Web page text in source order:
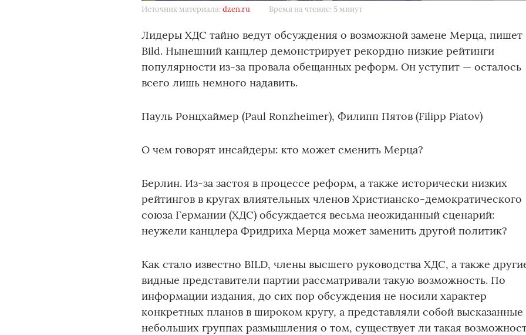
Источник материала:dzen.ru Время на чтение: 5 минут
Лидеры ХДС тайно ведут обсуждения о возможной замене Мерца, пишет
Bild. Нынешний канцлер демонстрирует рекордно низкие рейтинги
популярности из-за провала обещанных реформ. Он уступит — осталось
всего лишь немного надавить.
Пауль Ронцхаймер (Paul Ronzheimer), Филипп Пятов (Filipp Piatov)
О чем говорят инсайдеры: кто может сменить Мерца?
Берлин. Из-за застоя в процессе реформ, а также исторически низких
рейтингов в кругах влиятельных членов Христианско-демократического
союза Германии (ХДС) обсуждается весьма неожиданный сценарий:
неужели канцлера Фридриха Мерца может заменить другой политик?
Как стало известно BILD, члены высшего руководства ХДС, а также
видные представители партии рассматривали такую возможность. По
информации издания, до сих пор обсуждения не носили характер
конкретных планов в широком кругу, а представляли собой высказанные
небольших группах размышления о том, существует ли такая